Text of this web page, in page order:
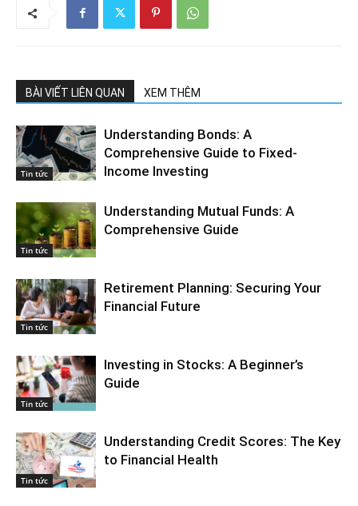
BÀI VIẾT LIÊN QUAN XEM THÊM
Tin tức
Understanding Bonds: A
Comprehensive Guide to Fixed-
Income Investing
Tin tức
Understanding Mutual Funds: A
Comprehensive Guide
Tin tức
Retirement Planning: Securing Your
Financial Future
Tin tức
Investing in Stocks: A Beginner’s
Guide
Tin tức
Understanding Credit Scores: The Key
to Financial Health